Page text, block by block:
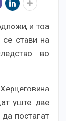
и тоа
стави на
во
уште две
постапат